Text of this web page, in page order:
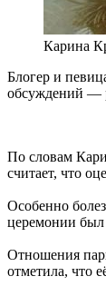
Карина
Блогер и
обсуждений —
По словам
считает, что
Особенно
церемонии был
Отношения
отметила, что